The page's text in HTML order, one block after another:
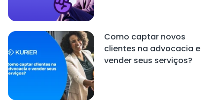
Como captar novos
clientes na advocacia e
vender seus serviços?